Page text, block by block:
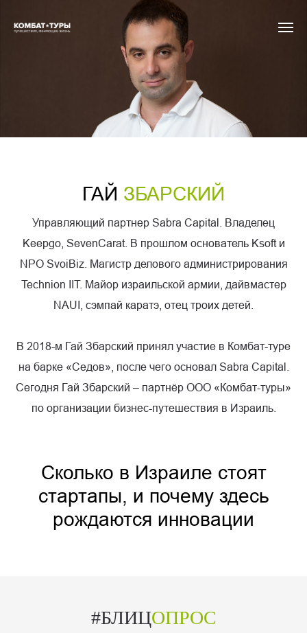
ГАЙ ЗБАРСКИЙ
Управляющий партнер Sabra Capital. Владелец
Keepgo, SevenCarat. В прошлом основатель Ksoft и
NPO SvoiBiz. Магистр делового администрирования
Technion IIT. Майор израильской армии, дайвмастер
NAUI, сэмпай каратэ, отец троих детей.
В 2018-м Гай Збарский принял участие в Комбат-туре
на барке «Седов», после чего основал Sabra Capital.
Сегодня Гай Збарский – партнёр ООО «Комбат-туры»
по организации бизнес-путешествия в Израиль.
Сколько в Израиле стоят
стартапы, и почему здесь
рождаются инновации
#БЛИЦОПРОС